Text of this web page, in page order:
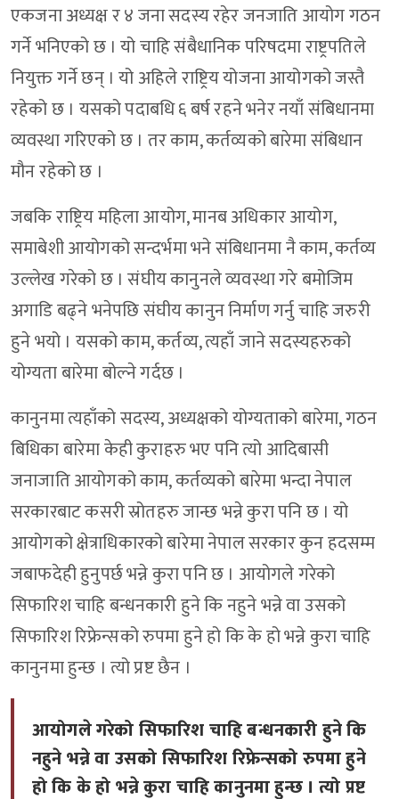
एकजना अध्यक्ष र ४ जना सदस्य रहेर जनजाति आयोग गठन
गर्ने भनिएको छ । यो चाहि संबैधानिक परिषदमा राष्ट्रपतिले
नियुक्त गर्ने छन् । यो अहिले राष्ट्रिय योजना आयोगको जस्तै
रहेको छ । यसको पदाबधि ६ बर्ष रहने भनेर नयाँ संबिधानमा
व्यवस्था गरिएको छ । तर काम, कर्तव्यको बारेमा संबिधान
मौन रहेको छ ।
जबकि राष्ट्रिय महिला आयोग, मानब अधिकार आयोग,
समाबेशी आयोगको सन्दर्भमा भने संबिधानमा नै काम, कर्तव्य
उल्लेख गरेको छ । संघीय कानुनले व्यवस्था गरे बमोजिम
अगाडि बढ्ने भनेपछि संघीय कानुन निर्माण गर्नु चाहि जरुरी
हुने भयो । यसको काम, कर्तव्य, त्यहाँ जाने सदस्यहरुको
योग्यता बारेमा बोल्ने गर्दछ ।
कानुनमा त्यहाँको सदस्य, अध्यक्षको योग्यताको बारेमा, गठन
बिधिका बारेमा केही कुराहरु भए पनि त्यो आदिबासी
जनाजाति आयोगको काम, कर्तव्यको बारेमा भन्दा नेपाल
सरकारबाट कसरी स्रोतहरु जान्छ भन्ने कुरा पनि छ । यो
आयोगको क्षेत्राधिकारको बारेमा नेपाल सरकार कुन हदसम्म
जबाफदेही हुनुपर्छ भन्ने कुरा पनि छ । आयोगले गरेको
सिफारिश चाहि बन्धनकारी हुने कि नहुने भन्ने वा उसको
सिफारिश रिफ्रेन्सको रुपमा हुने हो कि के हो भन्ने कुरा चाहि
कानुनमा हुन्छ । त्यो प्रष्ट छैन ।
आयोगले गरेको सिफारिश चाहि बन्धनकारी हुने कि
नहुने भन्ने वा उसको सिफारिश रिफ्रेन्सको रुपमा हुने
हो कि के हो भन्ने कुरा चाहि कानुनमा हुन्छ । त्यो प्रष्ट